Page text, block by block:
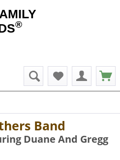
®
Band
Duane And Gregg